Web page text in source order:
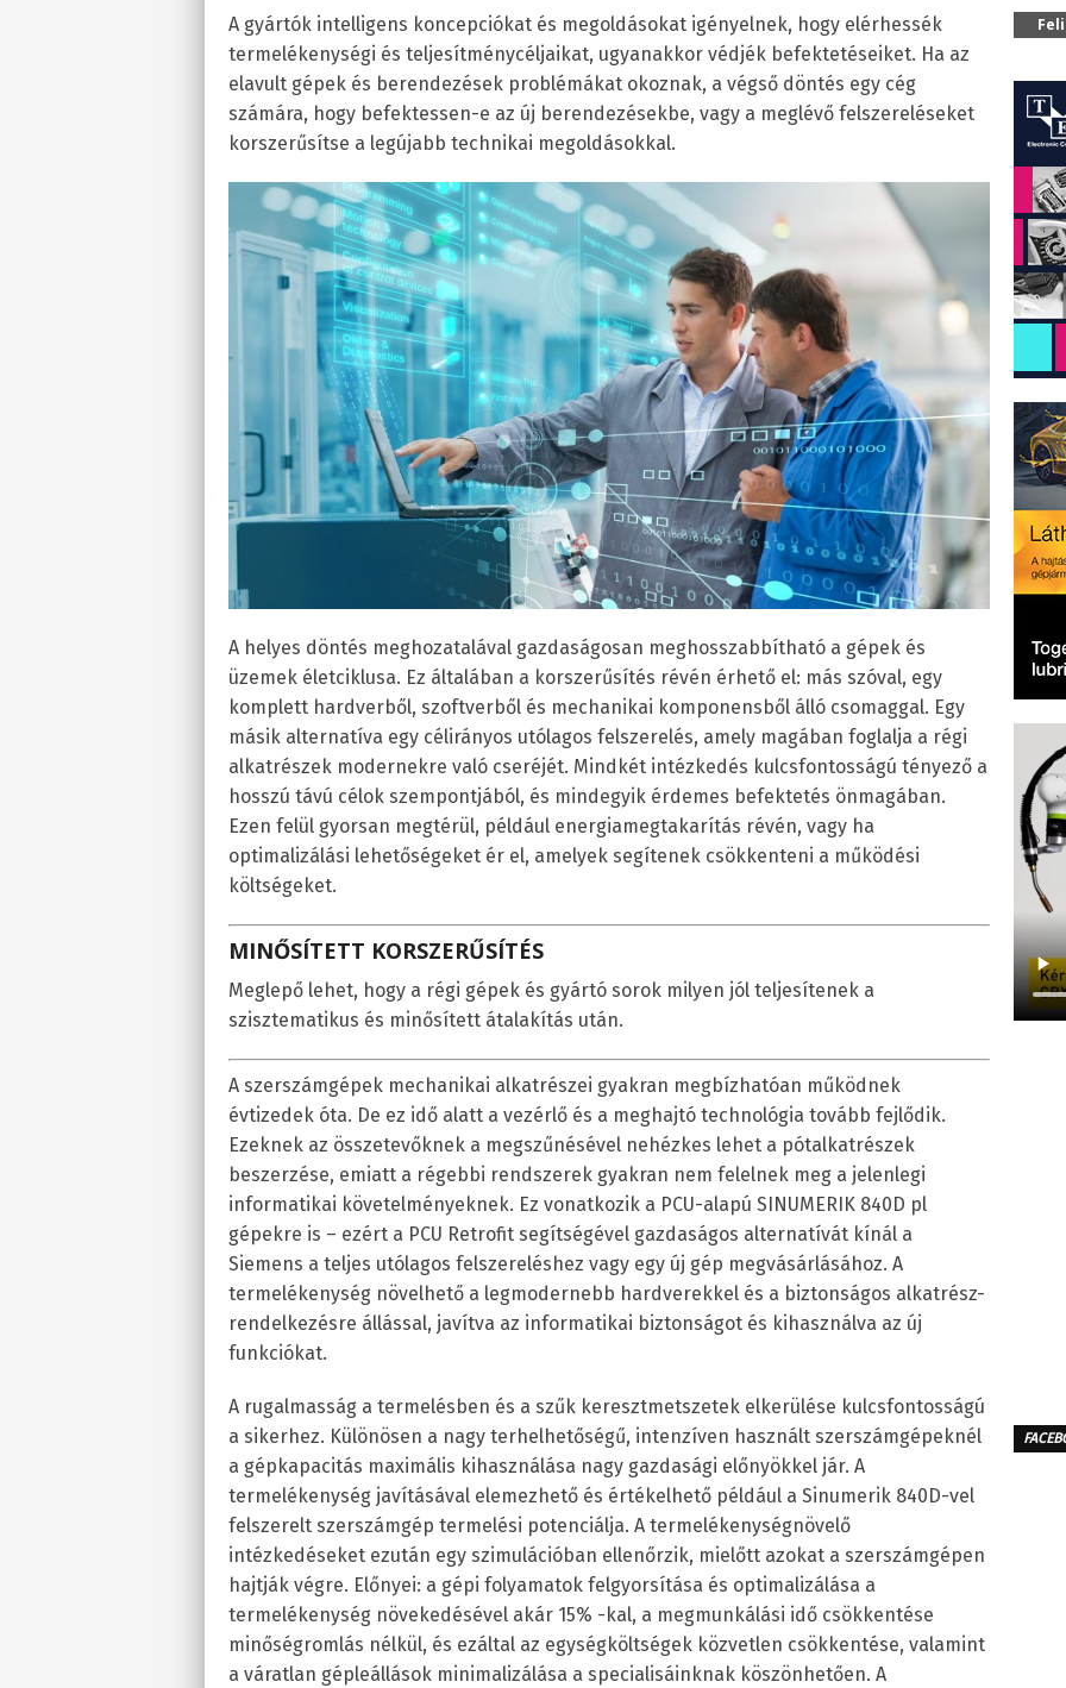
A gyártók intelligens koncepciókat és megoldásokat igényelnek, hogy elérhessék
termelékenységi és teljesítménycéljaikat, ugyanakkor védjék befektetéseiket. Ha az
elavult gépek és berendezések problémákat okoznak, a végső döntés egy cég
számára, hogy befektessen-e az új berendezésekbe, vagy a meglévő felszereléseket
korszerűsítse a legújabb technikai megoldásokkal.
A helyes döntés meghozatalával gazdaságosan meghosszabbítható a gépek és
üzemek életciklusa. Ez általában a korszerűsítés révén érhető el: más szóval, egy
komplett hardverből, szoftverből és mechanikai komponensből álló csomaggal. Egy
másik alternatíva egy célirányos utólagos felszerelés, amely magában foglalja a régi
alkatrészek modernekre való cseréjét. Mindkét intézkedés kulcsfontosságú tényező a
hosszú távú célok szempontjából, és mindegyik érdemes befektetés önmagában.
Ezen felül gyorsan megtérül, például energiamegtakarítás révén, vagy ha
optimalizálási lehetőségeket ér el, amelyek segítenek csökkenteni a működési
költségeket.
MINŐSÍTETT KORSZERŰSÍTÉS
Meglepő lehet, hogy a régi gépek és gyártó sorok milyen jól teljesítenek a
szisztematikus és minősített átalakítás után.
A szerszámgépek mechanikai alkatrészei gyakran megbízhatóan működnek
évtizedek óta. De ez idő alatt a vezérlő és a meghajtó technológia tovább fejlődik.
Ezeknek az összetevőknek a megszűnésével nehézkes lehet a pótalkatrészek
beszerzése, emiatt a régebbi rendszerek gyakran nem felelnek meg a jelenlegi
informatikai követelményeknek. Ez vonatkozik a PCU-alapú SINUMERIK 840D pl
gépekre is – ezért a PCU Retrofit segítségével gazdaságos alternatívát kínál a
Siemens a teljes utólagos felszereléshez vagy egy új gép megvásárlásához. A
termelékenység növelhető a legmodernebb hardverekkel és a biztonságos alkatrész-
rendelkezésre állással, javítva az informatikai biztonságot és kihasználva az új
funkciókat.
A rugalmasság a termelésben és a szűk keresztmetszetek elkerülése kulcsfontosságú
a sikerhez. Különösen a nagy terhelhetőségű, intenzíven használt szerszámgépeknél
a gépkapacitás maximális kihasználása nagy gazdasági előnyökkel jár. A
termelékenység javításával elemezhető és értékelhető például a Sinumerik 840D-vel
felszerelt szerszámgép termelési potenciálja. A termelékenységnövelő
intézkedéseket ezután egy szimulációban ellenőrzik, mielőtt azokat a szerszámgépen
hajtják végre. Előnyei: a gépi folyamatok felgyorsítása és optimalizálása a
termelékenység növekedésével akár 15% -kal, a megmunkálási idő csökkentése
minőségromlás nélkül, és ezáltal az egységköltségek közvetlen csökkentése, valamint
a váratlan gépleállások minimalizálása a specialisáinknak köszönhetően. A